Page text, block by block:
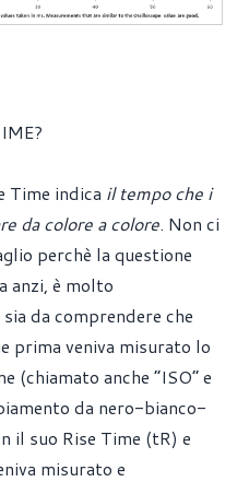
Time indica il tempo che i
da colore a colore. Non ci
perchè la questione
anzi, è molto
da comprendere che
prima veniva misurato lo
(chiamato anche “ISO” e
da nero-bianco-
il suo Rise Time (tR) e
misurato e